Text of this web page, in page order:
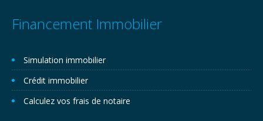
Financement Immobilier
Simulation immobilier
Crédit immobilier
Calculez vos frais de notaire